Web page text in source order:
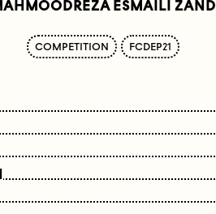
ESMAILI ZAND
COMPETITION FCDEP21